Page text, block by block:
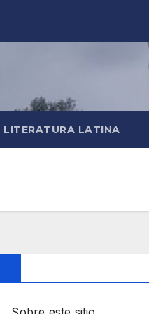
LITERATURA LATINA